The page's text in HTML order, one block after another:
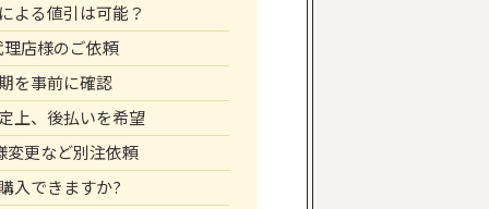
よる値引は可能？
店様のご依頼
を事前に確認
上、後払いを希望
変更など別注依頼
入できますか?